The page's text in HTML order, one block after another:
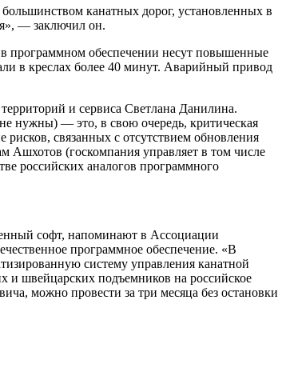
канатных дорог, установленных в
— заключил он.
в программном обеспечении несут повышенные
в креслах более 40 минут. Аварийный привод
и сервиса Светлана Данилина.
нужны) — это, в свою очередь, критическая
связанных с отсутствием обновления
Ашхотов (госкомпания управляет в том числе
российских аналогов программного
софт, напоминают в Ассоциации
программное обеспечение. «В
систему управления канатной
и швейцарских подъемников на российское
можно провести за три месяца без остановки